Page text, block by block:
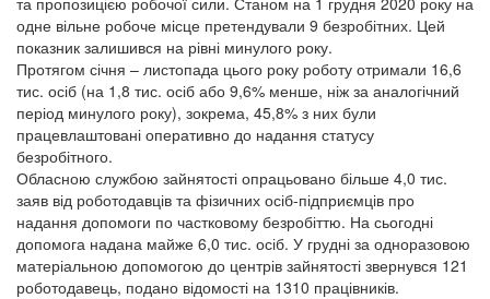
одне вільне робоче місце претендували 9 безробітних. Цей
показник залишився на рівні минулого року.
Протягом січня – листопада цього року роботу отримали 16,6
тис. осіб (на 1,8 тис. осіб або 9,6% менше, ніж за аналогічний
період минулого року), зокрема, 45,8% з них були
працевлаштовані оперативно до надання статусу
безробітного.
Обласною службою зайнятості опрацьовано більше 4,0 тис.
заяв від роботодавців та фізичних осіб-підприємців про
надання допомоги по частковому безробіттю. На сьогодні
допомога надана майже 6,0 тис. осіб. У грудні за одноразовою
матеріальною допомогою до центрів зайнятості звернувся 121
роботодавець, подано відомості на 1310 працівників.